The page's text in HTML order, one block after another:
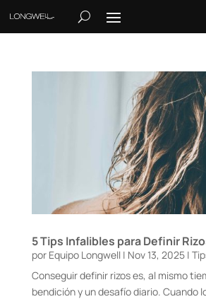
5 Tips Infalibles para Definir
por Equipo Longwell| Nov 13, 2025|
Conseguir definir rizos es, al mismo
bendición y un desafío diario. Cuando